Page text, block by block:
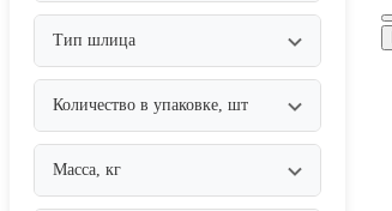
Тип шлица
Количество в упаковке, шт
Масса, кг